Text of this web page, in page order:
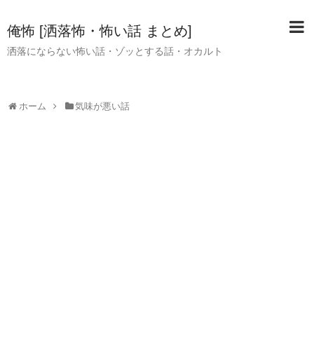
俺怖 [洒落怖・怖い話 まとめ]
洒落にならない怖い話・ゾッとする話・オカルト
ホーム 気味が悪い話